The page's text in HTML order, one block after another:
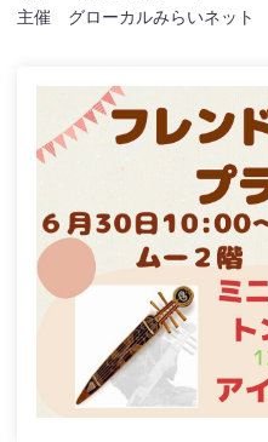
主催 グローカルみらいネット